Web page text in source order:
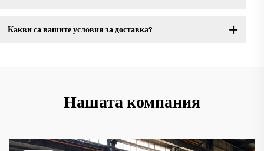
Какви са вашите условия за доставка?
Нашата компания